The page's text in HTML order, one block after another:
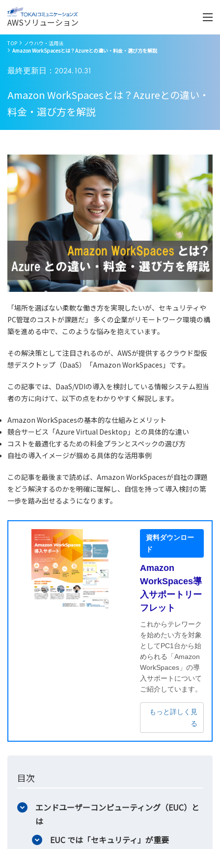
AWSソリューション
く
TOP
ノウハウ・活用法
Amazon WorkSpacesとは？Azureとの違い・料金・選び方を解説
最終更新日：2024.10.31
Amazon WorkSpacesとは？Azureとの違い・
料金・選び方を解説
「場所を選ばない柔軟な働き方を実現したいが、セキュリティや
PC管理のコストが課題だ」 多くの企業がリモートワーク環境の構
築を進める中で、このような悩みを抱えています。
その解決策として注目されるのが、AWSが提供するクラウド型仮
想デスクトップ（DaaS）「Amazon WorkSpaces」です。
この記事では、DaaS/VDIの導入を検討している情報システム担当
者の方に向けて、以下の点をわかりやすく解説します。
Amazon WorkSpacesの基本的な仕組みとメリット
競合サービス「Azure Virtual Desktop」との具体的な違い
コストを最適化するための料金プランとスペックの選び方
自社の導入イメージが掴める具体的な活用事例
この記事を最後まで読めば、Amazon WorkSpacesが自社の課題
をどう解決するのかを明確に理解し、自信を持って導入検討の第
一歩を踏み出せるようになります。
資料ダウンロー
ド
Amazon
WorkSpaces導
入サポートリー
フレット
これからテレワーク
を始めたい方を対象
としてPC1台から始
められる「Amazon
WorkSpaces」の導
入サポートについて
ご紹介しています。
もっと詳しく見
る
目次
エンドユーザーコンピューティング（EUC）と
は
EUC では「セキュリティ」が重要